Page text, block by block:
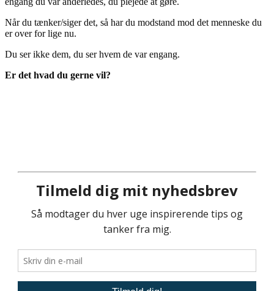
Når du tænker/siger det, så har du modstand mod det menneske du
er over for lige nu.
Du ser ikke dem, du ser hvem de var engang.
Er det hvad du gerne vil?